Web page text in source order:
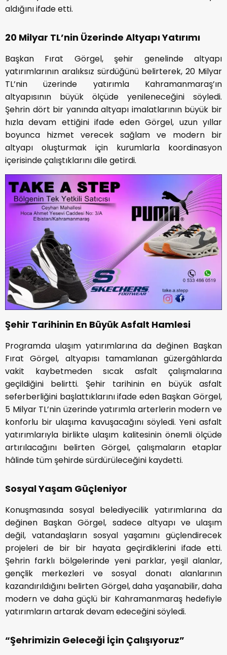
aldığını ifade etti.
20 Milyar TL’nin Üzerinde Altyapı Yatırımı
Başkan Fırat Görgel, şehir genelinde altyapı
yatırımlarının aralıksız sürdüğünü belirterek, 20 Milyar
TL’nin üzerinde yatırımla Kahramanmaraş’ın
altyapısının büyük ölçüde yenileneceğini söyledi.
Şehrin dört bir yanında altyapı imalatlarının büyük bir
hızla devam ettiğini ifade eden Görgel, uzun yıllar
boyunca hizmet verecek sağlam ve modern bir
altyapı oluşturmak için kurumlarla koordinasyon
içerisinde çalıştıklarını dile getirdi.
Şehir Tarihinin En Büyük Asfalt Hamlesi
Programda ulaşım yatırımlarına da değinen Başkan
Fırat Görgel, altyapısı tamamlanan güzergâhlarda
vakit kaybetmeden sıcak asfalt çalışmalarına
geçildiğini belirtti. Şehir tarihinin en büyük asfalt
seferberliğini başlattıklarını ifade eden Başkan Görgel,
5 Milyar TL’nin üzerinde yatırımla arterlerin modern ve
konforlu bir ulaşıma kavuşacağını söyledi. Yeni asfalt
yatırımlarıyla birlikte ulaşım kalitesinin önemli ölçüde
artırılacağını belirten Görgel, çalışmaların etaplar
hâlinde tüm şehirde sürdürüleceğini kaydetti.
Sosyal Yaşam Güçleniyor
Konuşmasında sosyal belediyecilik yatırımlarına da
değinen Başkan Görgel, sadece altyapı ve ulaşım
değil, vatandaşların sosyal yaşamını güçlendirecek
projeleri de bir bir hayata geçirdiklerini ifade etti.
Şehrin farklı bölgelerinde yeni parklar, yeşil alanlar,
gençlik merkezleri ve sosyal donatı alanlarının
kazandırıldığını belirten Görgel, daha yaşanabilir, daha
modern ve daha güçlü bir Kahramanmaraş hedefiyle
yatırımların artarak devam edeceğini söyledi.
“Şehrimizin Geleceği İçin Çalışıyoruz”